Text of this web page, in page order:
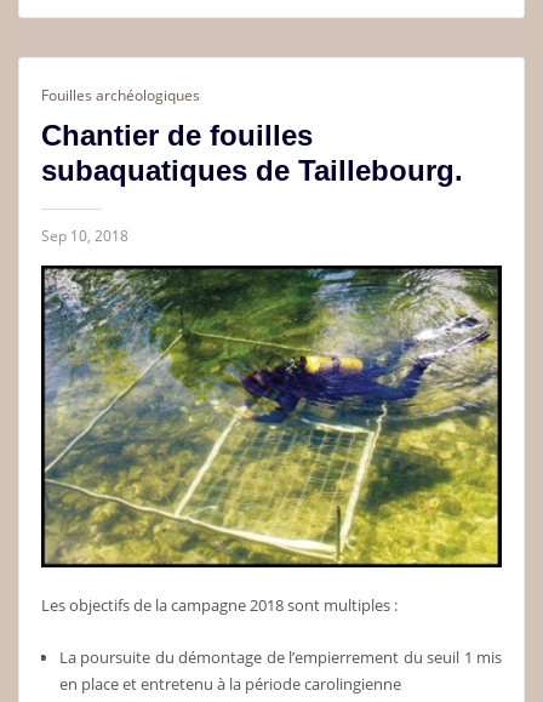
Fouilles archéologiques
Chantier de fouilles
subaquatiques de Taillebourg.
Sep 10, 2018
Les objectifs de la campagne 2018 sont multiples :
La poursuite du démontage de l’empierrement du seuil 1 mis
en place et entretenu à la période carolingienne